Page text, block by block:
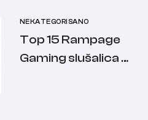
NEKATEGORISANO
Top 15 Rampage
Gaming slušalica –